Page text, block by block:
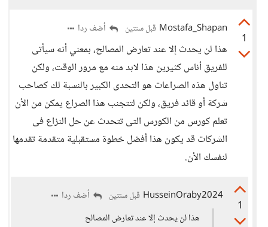
1
Mostafa_Shapan قبل سنتين أضف ردا
هذا لن يحدث إلا عند تعارض المصالح، بمعني أنه سيأتى
للفريق أناس كثيرين هذا لابد منه مع مرور الوقت، ولكن
تناول هذه الصراعات هو التحدى الكبير بالنسبة لك كصاحب
شركة أو قائد فريق، ولكن لتتجنب هذا الصراع يمكن من الأن
تعلم كورس من الكورس التى تتحدث عن حل النزاع فى
الشركات قد يكون هذا أفضل خطوة مستقبلية متقدمة تقدمها
لنفسك الأن.
1
HusseinOraby2024 قبل سنتين
أضف ردا
هذا لن يحدث إلا عند تعارض المصالح